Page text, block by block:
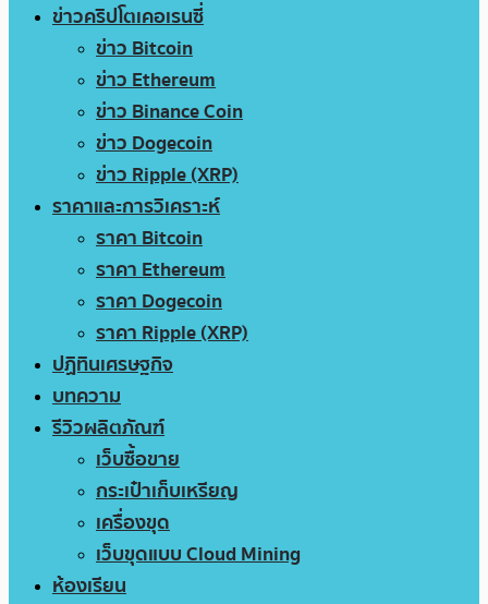
ข่าวคริปโตเคอเรนซี่
ข่าว Bitcoin
ข่าว Ethereum
ข่าว Binance Coin
ข่าว Dogecoin
ข่าว Ripple (XRP)
ราคาและการวิเคราะห์
ราคา Bitcoin
ราคา Ethereum
ราคา Dogecoin
ราคา Ripple (XRP)
ปฏิทินเศรษฐกิจ
บทความ
รีวิวผลิตภัณฑ์
เว็บซื้อขาย
กระเป๋าเก็บเหรียญ
เครื่องขุด
เว็บขุดแบบ Cloud Mining
ห้องเรียน